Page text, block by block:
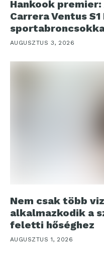
Hankook premier:
Carrera Ventus S1
AUGUSZTUS 3, 2026
Nem csak több
alkalmazkodik a
feletti hőséghez
AUGUSZTUS 1, 2026